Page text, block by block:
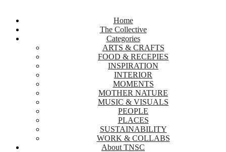
Home
The Collective
Categories
ARTS & CRAFTS
FOOD & RECEPIES
INSPIRATION
INTERIOR
MOMENTS
MOTHER NATURE
MUSIC & VISUALS
PEOPLE
PLACES
SUSTAINABILITY
WORK & COLLABS
About TNSC